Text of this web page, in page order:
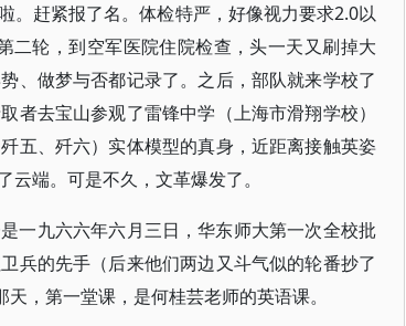
。赶紧报了名。体检特严，好像视力要求2.0以
二轮，到空军医院住院检查，头一天又刷掉大
、做梦与否都记录了。之后，部队就来学校了
者去宝山参观了雷锋中学（上海市滑翔学校）
五、歼六）实体模型的真身，近距离接触英姿
端。可是不久，文革爆发了。
一九六六年六月三日，华东师大第一次全校批
兵的先手（后来他们两边又斗气似的轮番抄了
，第一堂课，是何桂芸老师的英语课。